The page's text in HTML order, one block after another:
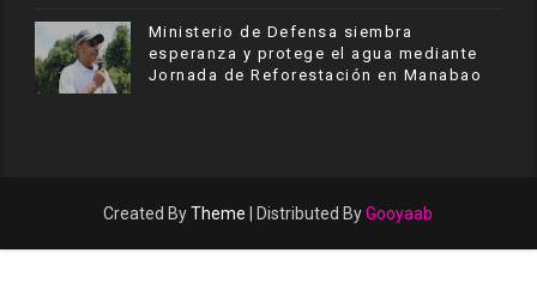
Ministerio de Defensa siembra
esperanza y protege el agua mediante
Jornada de Reforestación en Manabao
Created ByTheme | Distributed ByGooyaab